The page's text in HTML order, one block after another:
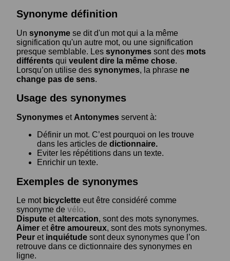
Synonyme définition
Un synonyme se dit d'un mot qui a la même
signification qu'un autre mot, ou une signification
presque semblable. Les synonymes sont des mots
différents qui veulent dire la même chose.
Lorsqu’on utilise des synonymes, la phrase ne
change pas de sens.
Usage des synonymes
Synonymes et Antonymes servent à:
Définir un mot. C’est pourquoi on les trouve
dans les articles de dictionnaire.
Eviter les répétitions dans un texte.
Enrichir un texte.
Exemples de synonymes
Le mot bicyclette eut être considéré comme
synonyme de vélo.
Dispute etaltercation, sont des mots synonymes.
Aimer etêtre amoureux, sont des mots synonymes.
Peur et inquiétude sont deux synonymes que l’on
retrouve dans ce dictionnaire des synonymes en
ligne.